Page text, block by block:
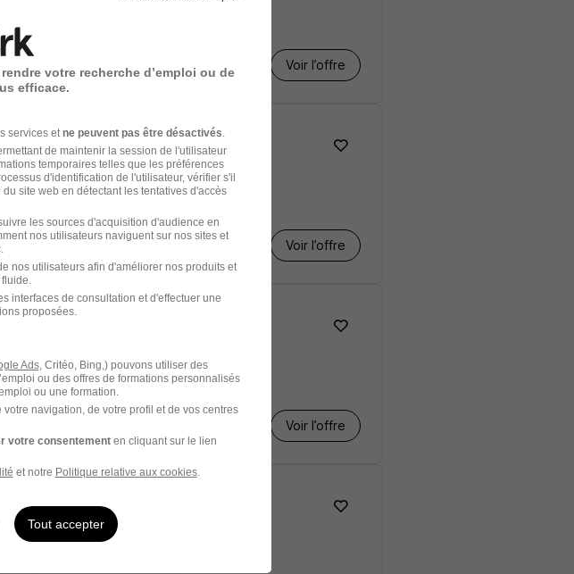
€ / mois
Voir l’offre
Voir l’offre
H/F
Voir l’offre
H/F
votre recherche d’emploi ou de
efficace.
services et ne peuvent pas être désactivés
de maintenir la session de l'utilisateur
temporaires telles que les préférences
d'identification de l'utilisateur, vérifier s'il
site web en détectant les tentatives d'accès
les sources d'acquisition d'audience en
nos utilisateurs naviguent sur nos sites et
nos utilisateurs afin d'améliorer nos produits et
interfaces de consultation et d'effectuer une
proposées.
Ads, Critéo, Bing,) pouvons utiliser des
ou des offres de formations personnalisés
ou une formation.
navigation, de votre profil et de vos centres
votre consentementen cliquant sur le lien
et notre Politique relative aux cookies.
Tout accepter